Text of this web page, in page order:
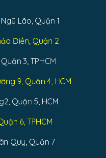
Lão, Quận 1
Điền, Quận 2
3, TPHCM
9, Quận 4, HCM
Quận 5, HCM
6, TPHCM
Quy, Quận 7